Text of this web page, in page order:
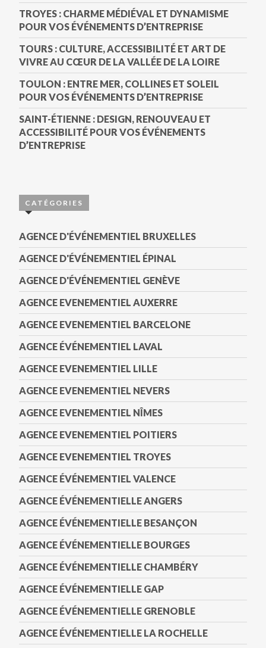
TROYES : CHARME MÉDIÉVAL ET DYNAMISME
POUR VOS ÉVÉNEMENTS D’ENTREPRISE
TOURS : CULTURE, ACCESSIBILITÉ ET ART DE
VIVRE AU CŒUR DE LA VALLÉE DE LA LOIRE
TOULON : ENTRE MER, COLLINES ET SOLEIL
POUR VOS ÉVÉNEMENTS D’ENTREPRISE
SAINT-ÉTIENNE : DESIGN, RENOUVEAU ET
ACCESSIBILITÉ POUR VOS ÉVÉNEMENTS
D’ENTREPRISE
CATÉGORIES
AGENCE D'ÉVÉNEMENTIEL BRUXELLES
AGENCE D'ÉVÉNEMENTIEL ÉPINAL
AGENCE D'ÉVÉNEMENTIEL GENÈVE
AGENCE EVENEMENTIEL AUXERRE
AGENCE EVENEMENTIEL BARCELONE
AGENCE ÉVÉNEMENTIEL LAVAL
AGENCE EVENEMENTIEL LILLE
AGENCE EVENEMENTIEL NEVERS
AGENCE EVENEMENTIEL NÎMES
AGENCE EVENEMENTIEL POITIERS
AGENCE EVENEMENTIEL TROYES
AGENCE ÉVÉNEMENTIEL VALENCE
AGENCE ÉVÉNEMENTIELLE ANGERS
AGENCE ÉVÉNEMENTIELLE BESANÇON
AGENCE ÉVÉNEMENTIELLE BOURGES
AGENCE ÉVÉNEMENTIELLE CHAMBÉRY
AGENCE ÉVÉNEMENTIELLE GAP
AGENCE ÉVÉNEMENTIELLE GRENOBLE
AGENCE ÉVÉNEMENTIELLE LA ROCHELLE